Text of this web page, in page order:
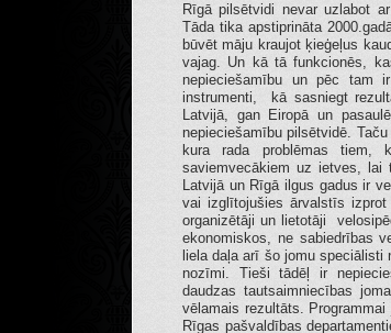
Rīgā pilsētvidi nevar uzlabot
Tāda tika apstiprināta
būvēt māju kraujot ķieģeļus
vajag. Un kā tā funkcionēs,
nepieciešamību un pēc tam
instrumenti, kā sasniegt
Latvijā, gan Eiropā un
nepieciešamību pilsētvidē.
kura rada problēmas tiem,
saviemvecākiem uz ietves,
Latvijā un Rīgā ilgus gadus ir
vai izglītojušies ārvalstīs izprot
organizētāji un lietotāji
ekonomiskos, ne sabiedrības
liela daļa arī šo jomu speciālisti
nozīmi. Tieši tādēļ ir
daudzas tautsaimniecības
vēlamais rezultāts.
Rīgas pašvaldības